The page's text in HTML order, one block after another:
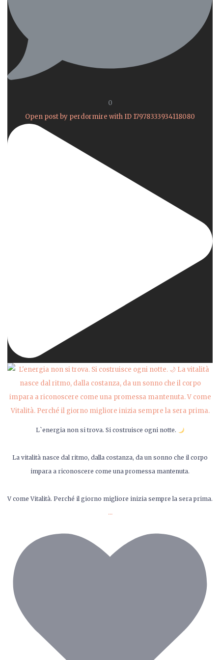
0
Open post by perdormire with ID 17978333934118080
L`energia non si trova. Si costruisce ogni notte.
La vitalità nasce dal ritmo, dalla costanza, da un sonno che il corpo
impara a riconoscere come una promessa mantenuta.
V come Vitalità. Perché il giorno migliore inizia sempre la sera prima.
...